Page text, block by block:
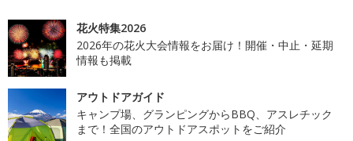
花火特集2026
2026年の花火大会情報をお届け！開催・中止・延期
情報も掲載
アウトドアガイド
キャンプ場、グランピングからBBQ、アスレチック
まで！全国のアウトドアスポットをご紹介